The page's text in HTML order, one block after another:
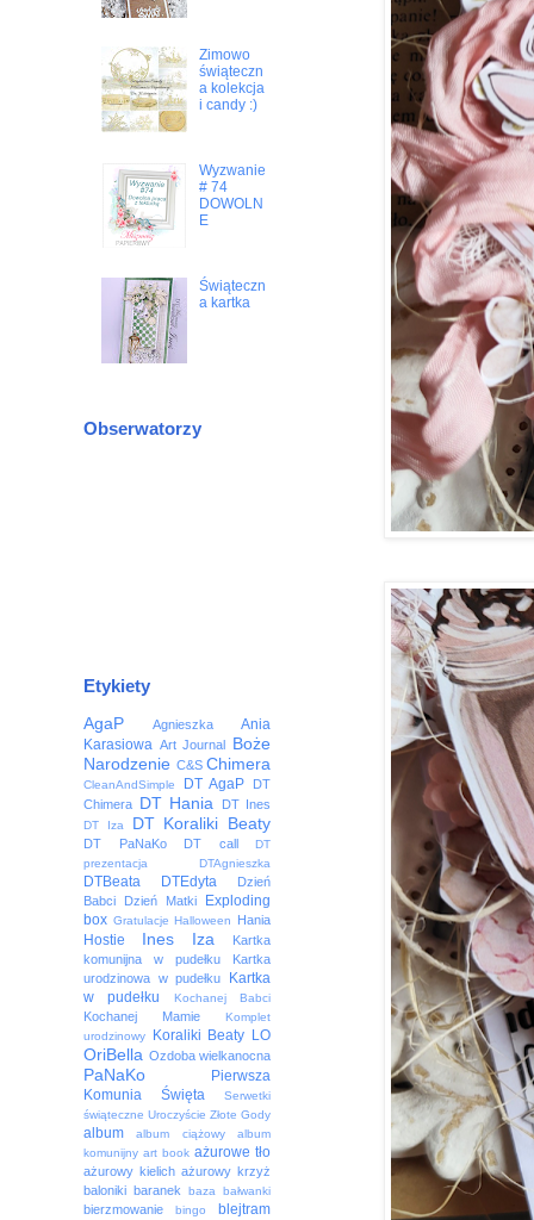
Zimowo
świąteczn
a kolekcja
i candy :)
Wyzwanie
# 74
DOWOLN
E
Świąteczn
a kartka
Obserwatorzy
Etykiety
AgaP Agnieszka
Ania
Karasiowa Art Journal
Boże
Narodzenie C&S Chimera
CleanAndSimple DT AgaP
DT
Chimera DT Hania DT Ines
DT Iza DT Koraliki Beaty
DT PaNaKo DT call
DT
prezentacja
DTAgnieszka
DTBeata DTEdyta
Dzień
Babci
Dzień Matki
Exploding
box Gratulacje Halloween Hania
Hostie Ines Iza
Kartka
komunijna w pudełku
Kartka
urodzinowa w pudełku
Kartka
w pudełku
Kochanej Babci
Kochanej Mamie
Komplet
urodzinowy
Koraliki Beaty LO
OriBella Ozdoba wielkanocna
PaNaKo
Pierwsza
Komunia Święta
Serwetki
świąteczne Uroczyście Złote Gody
album album ciążowy
album
komunijny art book ażurowe tło
ażurowy kielich ażurowy krzyż
baloniki baranek baza bałwanki
bierzmowanie bingo blejtram